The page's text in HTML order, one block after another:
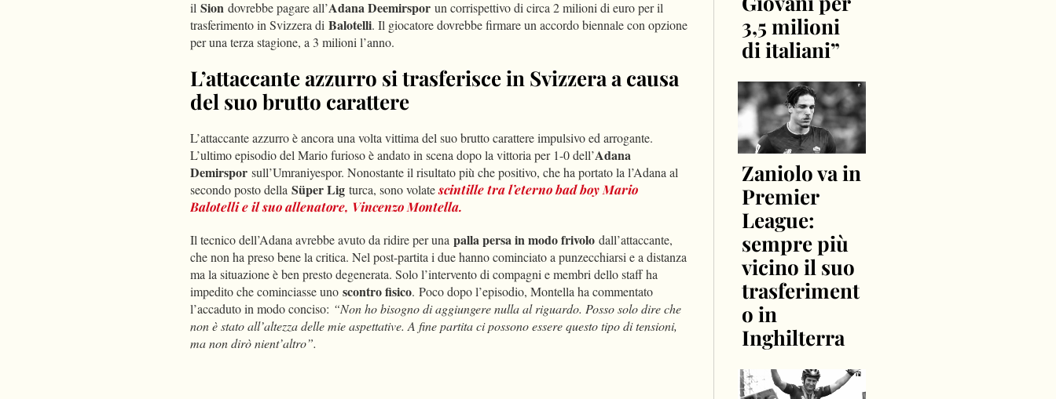
il Sion dovrebbe pagare all’Adana Deemirspor un corrispettivo di circa 2 milioni di euro per il
trasferimento in Svizzera di Balotelli. Il giocatore dovrebbe firmare un accordo biennale con opzione
per una terza stagione, a 3 milioni l’anno.
L’attaccante azzurro si trasferisce in Svizzera a causa
del suo brutto carattere
L’attaccante azzurro è ancora una volta vittima del suo brutto carattere impulsivo ed arrogante.
L’ultimo episodio del Mario furioso è andato in scena dopo la vittoria per 1-0 dell’Adana
Demirspor sull’Umraniyespor. Nonostante il risultato più che positivo, che ha portato la l’Adana al
secondo posto della Süper Lig turca, sono volatescintille tra l’eterno bad boyMario
Balotellie il suo allenatore, Vincenzo Montella.
Il tecnico dell’Adana avrebbe avuto da ridire per una palla persa in modo frivolo dall’attaccante,
che non ha preso bene la critica. Nel post-partita i due hanno cominciato a punzecchiarsi e a distanza
ma la situazione è ben presto degenerata. Solo l’intervento di compagni e membri dello staff ha
impedito che cominciasse uno scontro fisico. Poco dopo l’episodio, Montella ha commentato
l’accaduto in modo conciso: “Non ho bisogno di aggiungere nulla al riguardo. Posso solo dire che
non è stato all’altezza delle mie aspettative. A fine partita ci possono essere questo tipo di tensioni,
ma non dirò nient’altro”.
3,5 milioni
di italiani”
Zaniolo va in
Premier
League:
sempre più
vicino il suo
trasferiment
o in
Inghilterra